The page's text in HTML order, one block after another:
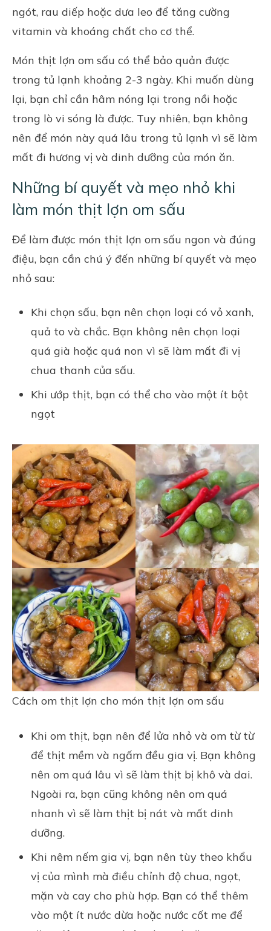
ngót, rau diếp hoặc dưa leo để tăng cường
vitamin và khoáng chất cho cơ thể.
Món thịt lợn om sấu có thể bảo quản được
trong tủ lạnh khoảng 2-3 ngày. Khi muốn dùng
lại, bạn chỉ cần hâm nóng lại trong nồi hoặc
trong lò vi sóng là được. Tuy nhiên, bạn không
nên để món này quá lâu trong tủ lạnh vì sẽ làm
mất đi hương vị và dinh dưỡng của món ăn.
Những bí quyết và mẹo nhỏ khi
làm món thịt lợn om sấu
Để làm được món thịt lợn om sấu ngon và đúng
điệu, bạn cần chú ý đến những bí quyết và mẹo
nhỏ sau:
Khi chọn sấu, bạn nên chọn loại có vỏ xanh,
quả to và chắc. Bạn không nên chọn loại
quá già hoặc quá non vì sẽ làm mất đi vị
chua thanh của sấu.
Khi ướp thịt, bạn có thể cho vào một ít bột
ngọt
Cách om thịt lợn cho món thịt lợn om sấu
Khi om thịt, bạn nên để lửa nhỏ và om từ từ
để thịt mềm và ngấm đều gia vị. Bạn không
nên om quá lâu vì sẽ làm thịt bị khô và dai.
Ngoài ra, bạn cũng không nên om quá
nhanh vì sẽ làm thịt bị nát và mất dinh
dưỡng.
Khi nêm nếm gia vị, bạn nên tùy theo khẩu
vị của mình mà điều chỉnh độ chua, ngọt,
mặn và cay cho phù hợp. Bạn có thể thêm
vào một ít nước dừa hoặc nước cốt me để